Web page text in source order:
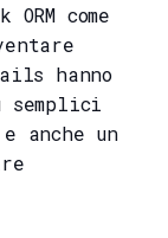
come
hanno
anche un